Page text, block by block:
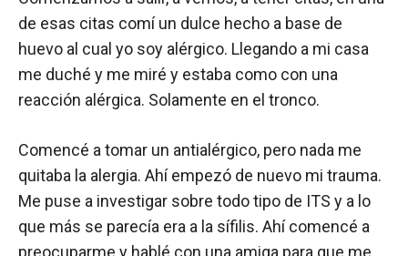
de esas citas comí un dulce hecho a base de
huevo al cual yo soy alérgico. Llegando a mi casa
me duché y me miré y estaba como con una
reacción alérgica. Solamente en el tronco.
Comencé a tomar un antialérgico, pero nada me
quitaba la alergia. Ahí empezó de nuevo mi trauma.
Me puse a investigar sobre todo tipo de ITS y a lo
que más se parecía era a la sífilis. Ahí comencé a
preocuparme y hablé con una amiga para que me